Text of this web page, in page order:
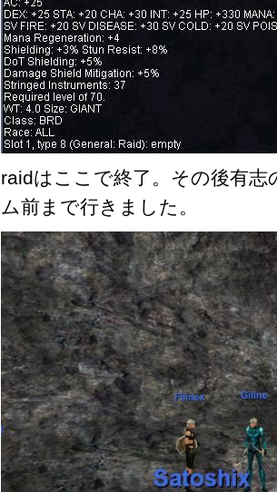
raidはここで終了。その後有
ム前まで行きました。